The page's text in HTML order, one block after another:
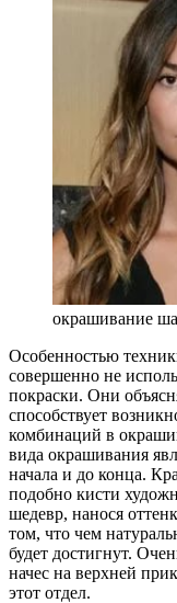
окрашивание
Особенностью
совершенно не
покраски. Они
способствует
комбинаций в
вида окрашивания
начала и до конца.
подобно кисти
шедевр, нанося
том, что чем
будет достигнут.
начес на верхней
этот отдел.